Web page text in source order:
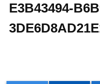
E3B43494-